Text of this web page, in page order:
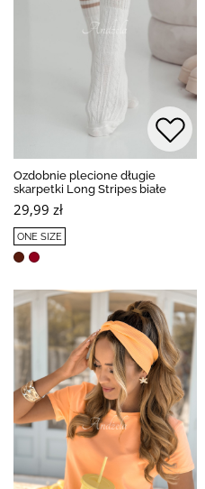
Ozdobnie plecione długie
skarpetki Long Stripes białe
29,99 zł
ONE SIZE